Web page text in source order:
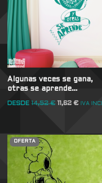
Algunas veces se gana,
otras se aprende…
DESDE 14,52€ 11,62 € IVA INCL
OFERTA